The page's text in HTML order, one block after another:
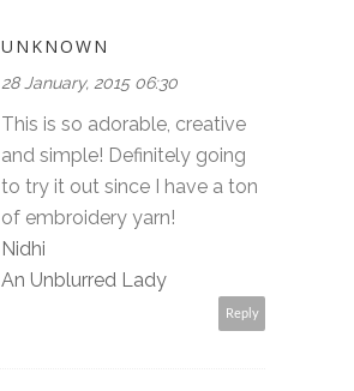
UNKNOWN
28 January, 2015 06:30
This is so adorable, creative
and simple! Definitely going
to try it out since I have a ton
of embroidery yarn!
Nidhi
An Unblurred Lady
Reply